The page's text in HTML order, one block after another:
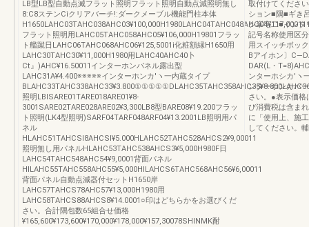
LB型LB型自動点滅フラット照明フラット照明自動点減照明無し
8:C8ステンCiクリアバーチ!:ダークメーブル機能門柱本体
フラット照明用LAHC05TAHC058AHC05¥106,000H19801フラッ
ト艦蹴日LAHC06TAHC068AHC06¥125,5001i化粧額縁H1650用
LAHC30TAHC30¥11,000H1980用LAHC40AHC40卜
Ct』)AHC¥16.50011インターホンパネル露出型
LAHC31A¥4.400※※※※※インターホンカ′ヽ一内蔵タイプ
照明LBlSARE01TARE018ARE01¥8‐
3001SARE02TARE028ARE02¥3,300LB8型BARE08¥19.200フラッ
ト照明(LK4型照明)SARF04TARF048ARF04¥13.2001LB照明用パ
ネル
HLAHC51TAHCSl8AHCSl¥5.000HLAHC52TAHC528AHCS2¥9,00011
照明無し用パネルHLAHC53TAHC538AHCS3¥5,000H980F日
LAHC54TAHC548AHC54¥9,0001背面パネル
HlLAHC55TAHC558AHC55¥5,000HlLAHCS6TAHC568AHC56¥6,00011
背面パネル自動点減器付セットH1650岸
LAHC57TAHCS78AHC57¥13,000H1980用
LAHC58TAHCS88AHCS8¥14.0001○印はどちらかをお選びくだ
さい。合計隅包数65組合せ価格
¥165,600¥173,600¥170,000¥178,000¥157,30078SHINMK酎
取付けてくださ
ション■隅■ギき
シ峯宅二■イン
記号名称使用区
用スイッチボッ
Bアイホン〕
DAR(L・
ンターホシカ′ヽ
ンターホンカバ
さい。●表示価格
び消費税は含ま
に「使用上、施
してください。